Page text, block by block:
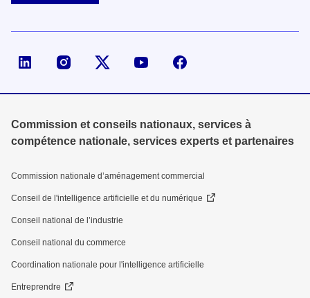
Page LinkedIn de la DGECompte X (ex-Twitter) de la DGE
Commission et conseils nationaux, services à
compétence nationale, services experts et partenaires
Commission nationale d’aménagement commercial
Conseil de l'intelligence artificielle et du numérique
Conseil national de l’industrie
Conseil national du commerce
Coordination nationale pour l'intelligence artificielle
Entreprendre